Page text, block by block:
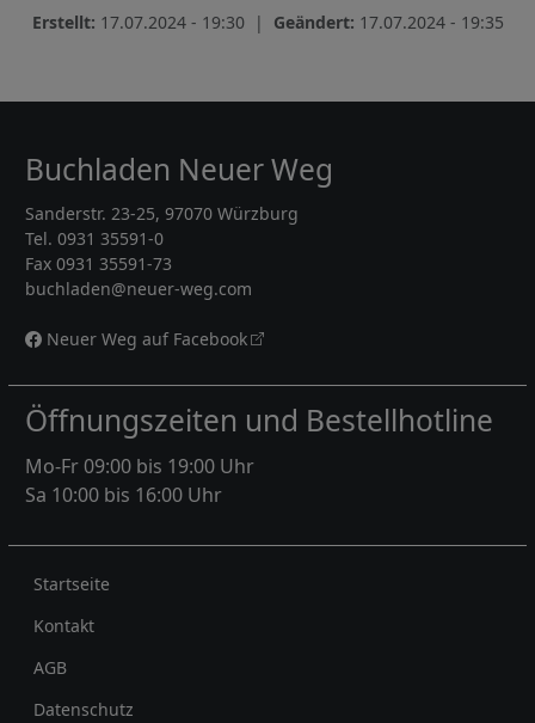
Erstellt: 17.07.2024 - 19:30 | Geändert: 17.07.2024 - 19:35
Buchladen Neuer Weg
Sanderstr. 23-25, 97070 Würzburg
Tel. 0931 35591-0
Fax 0931 35591-73
buchladen@neuer-weg.com
Neuer Weg auf Facebook
Öffnungszeiten und Bestellhotline
Mo-Fr 09:00 bis 19:00 Uhr
Sa 10:00 bis 16:00 Uhr
Rechtliches
Startseite
Kontakt
AGB
Datenschutz